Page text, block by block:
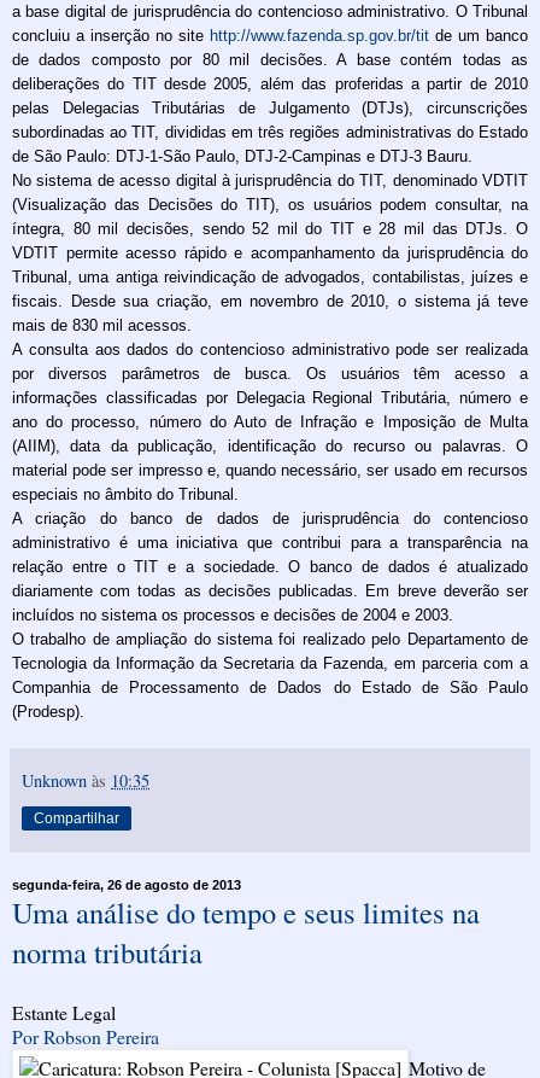
a base digital de jurisprudência do contencioso administrativo. O Tribunal
concluiu a inserção no site http://www.fazenda.sp.gov.br/tit de um banco
de dados composto por 80 mil decisões. A base contém todas as
deliberações do TIT desde 2005, além das proferidas a partir de 2010
pelas Delegacias Tributárias de Julgamento (DTJs), circunscrições
subordinadas ao TIT, divididas em três regiões administrativas do Estado
de São Paulo: DTJ-1-São Paulo, DTJ-2-Campinas e DTJ-3 Bauru.
No sistema de acesso digital à jurisprudência do TIT, denominado VDTIT
(Visualização das Decisões do TIT), os usuários podem consultar, na
íntegra, 80 mil decisões, sendo 52 mil do TIT e 28 mil das DTJs. O
VDTIT permite acesso rápido e acompanhamento da jurisprudência do
Tribunal, uma antiga reivindicação de advogados, contabilistas, juízes e
fiscais. Desde sua criação, em novembro de 2010, o sistema já teve
mais de 830 mil acessos.
A consulta aos dados do contencioso administrativo pode ser realizada
por diversos parâmetros de busca. Os usuários têm acesso a
informações classificadas por Delegacia Regional Tributária, número e
ano do processo, número do Auto de Infração e Imposição de Multa
(AIIM), data da publicação, identificação do recurso ou palavras. O
material pode ser impresso e, quando necessário, ser usado em recursos
especiais no âmbito do Tribunal.
A criação do banco de dados de jurisprudência do contencioso
administrativo é uma iniciativa que contribui para a transparência na
relação entre o TIT e a sociedade. O banco de dados é atualizado
diariamente com todas as decisões publicadas. Em breve deverão ser
incluídos no sistema os processos e decisões de 2004 e 2003.
O trabalho de ampliação do sistema foi realizado pelo Departamento de
Tecnologia da Informação da Secretaria da Fazenda, em parceria com a
Companhia de Processamento de Dados do Estado de São Paulo
(Prodesp).
Unknown às 10:35
Compartilhar
segunda-feira, 26 de agosto de 2013
Uma análise do tempo e seus limites na
norma tributária
Estante Legal
Por Robson Pereira
Motivo de